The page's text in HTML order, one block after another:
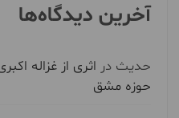
آخرین دیدگاه‌ها
حدیث در اثری از غزاله
حوزه مشق